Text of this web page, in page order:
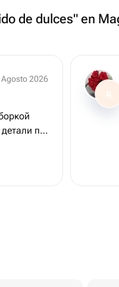
de dulces" en
Agosto 2026
по
R